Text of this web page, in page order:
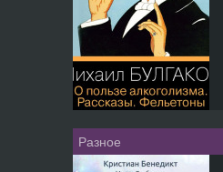
Разное